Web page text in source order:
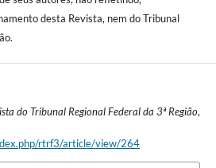
desta Revista, nem do Tribunal
do Tribunal Regional Federal da 3ª Região,
rtrf3/article/view/264